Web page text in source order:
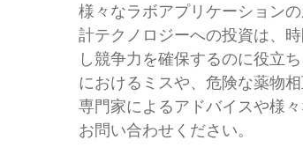
様々なラボアプリケーション
計テクノロジーへの投資は、
し競争力を確保するのに役立
におけるミスや、危険な薬物
専門家によるアドバイスや様
お問い合わせください。